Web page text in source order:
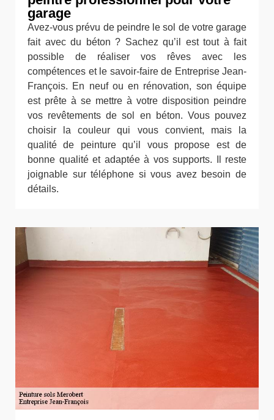
garage
Avez-vous prévu de peindre le sol de votre garage
fait avec du béton ? Sachez qu’il est tout à fait
possible de réaliser vos rêves avec les
compétences et le savoir-faire de Entreprise Jean-
François. En neuf ou en rénovation, son équipe
est prête à se mettre à votre disposition peindre
vos revêtements de sol en béton. Vous pouvez
choisir la couleur qui vous convient, mais la
qualité de peinture qu’il vous propose est de
bonne qualité et adaptée à vos supports. Il reste
joignable sur téléphone si vous avez besoin de
détails.